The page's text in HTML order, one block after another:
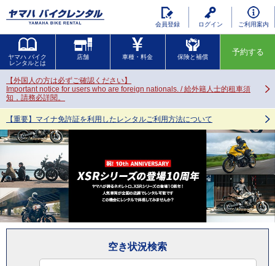
ご利用案内
ログイン
会員登録
ヤマハ バイク
レンタルとは
店舗 車種・料金 保険と補償
予約する
【外国人の方は必ずご確認ください】
Important notice for users who are foreign nationals. / 給外籍人士的租車須
知，請務必詳閱。
【重要】マイナ免許証を利用したレンタルご利用方法について
空き状況検索